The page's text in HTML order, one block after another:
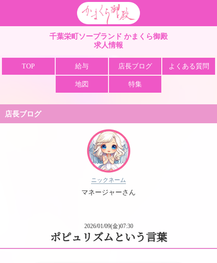
千葉栄町ソープランド かまくら御殿
求人情報
TOP 給与 店長ブログ よくある質問
地図 特集
店長ブログ
ニックネーム
マネージャーさん
2026/01/09(金)07:30
ポピュリズムという言葉